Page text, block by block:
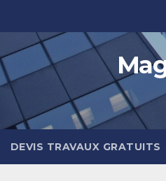
DEVIS TRAVAUX GRATUITS